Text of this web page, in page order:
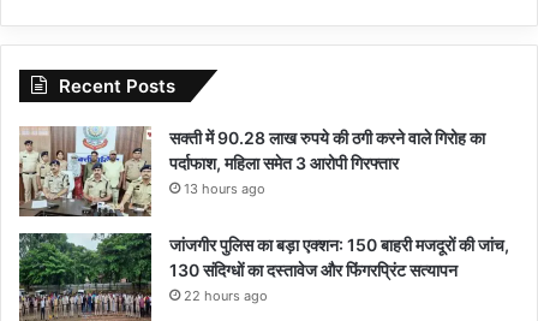
Recent Posts
सक्ती में 90.28 लाख रुपये की ठगी करने वाले गिरोह का
पर्दाफाश, महिला समेत 3 आरोपी गिरफ्तार
13 hours ago
जांजगीर पुलिस का बड़ा एक्शन: 150 बाहरी मजदूरों की जांच,
130 संदिग्धों का दस्तावेज और फिंगरप्रिंट सत्यापन
22 hours ago